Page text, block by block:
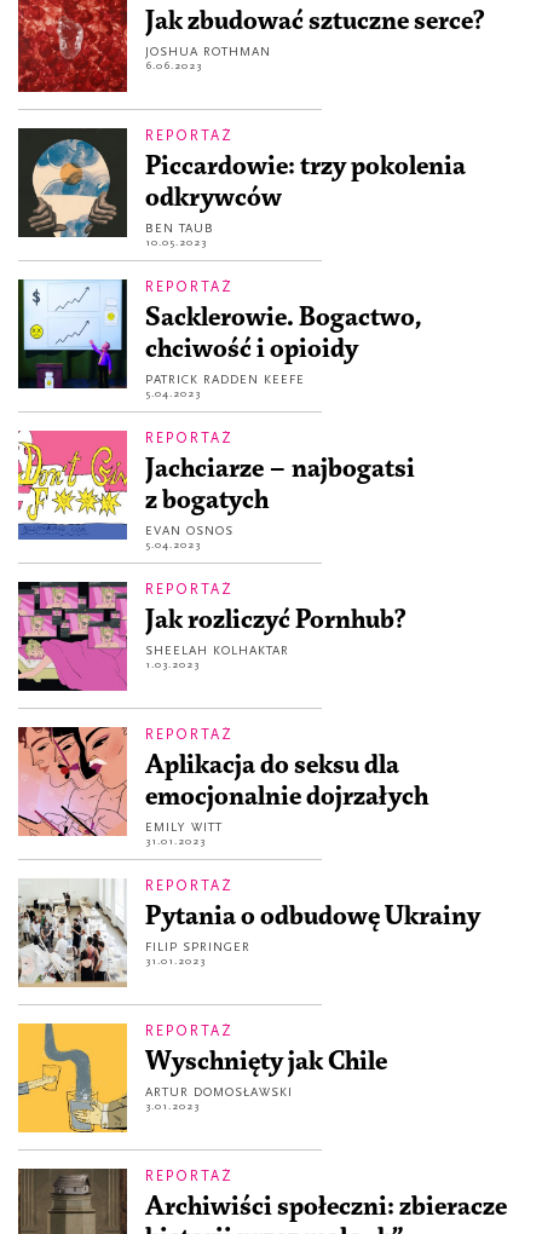
Jak zbudować sztuczne serce?
JOSHUA ROTHMAN
6.06.2023
REPORTAŻ
Piccardowie: trzy pokolenia
odkrywców
BEN TAUB
10.05.2023
REPORTAŻ
Sacklerowie. Bogactwo,
chciwość i opioidy
PATRICK RADDEN KEEFE
5.04.2023
REPORTAŻ
Jachciarze – najbogatsi
z bogatych
EVAN OSNOS
5.04.2023
REPORTAŻ
Jak rozliczyć Pornhub?
SHEELAH KOLHAKTAR
1.03.2023
REPORTAŻ
Aplikacja do seksu dla
emocjonalnie dojrzałych
EMILY WITT
31.01.2023
REPORTAŻ
Pytania o odbudowę Ukrainy
FILIP SPRINGER
31.01.2023
REPORTAŻ
Wyschnięty jak Chile
ARTUR DOMOSŁAWSKI
3.01.2023
REPORTAŻ
Archiwiści społeczni: zbieracze